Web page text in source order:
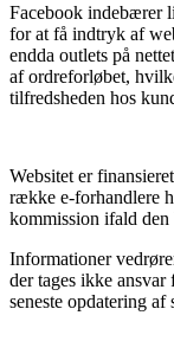
Facebook indebærer
for at få indtryk af
endda outlets på
af ordreforløbet,
tilfredsheden hos
Websitet er
række e-forhandlere
kommission ifald
Informationer
der tages ikke
seneste opdatering af